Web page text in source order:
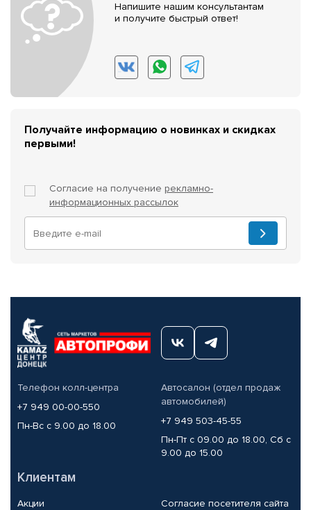
Напишите нашим консультантам
и получите быстрый ответ!
Получайте информацию о новинках и скидках
первыми!
Согласие на получение рекламно-
информационных рассылок
Телефон колл-центра
+7 949 00-00-550
Пн-Вс с 9.00 до 18.00
Автосалон (отдел продаж
автомобилей)
+7 949 503-45-55
Пн-Пт с 09.00 до 18.00, Сб с
9.00 до 15.00
Клиентам
Акции Согласие посетителя сайта